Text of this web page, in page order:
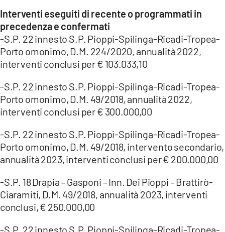
Interventi eseguiti di recente o programmati in
precedenza e confermati
-S.P. 22 innesto S.P. Pioppi-Spilinga-Ricadi-Tropea-
Porto omonimo, D.M. 224/2020, annualità 2022,
interventi conclusi per € 103.033,10
-S.P. 22 innesto S.P. Pioppi-Spilinga-Ricadi-Tropea-
Porto omonimo, D.M. 49/2018, annualità 2022,
interventi conclusi per € 300.000,00
-S.P. 22 innesto S.P. Pioppi-Spilinga-Ricadi-Tropea-
Porto omonimo, D.M. 49/2018, intervento secondario,
annualità 2023, interventi conclusi per € 200.000,00
-S.P. 18 Drapia – Gasponi – Inn. Dei Pioppi – Brattirò-
Ciaramiti, D.M. 49/2018, annualità 2023, interventi
conclusi, € 250.000,00
-S.P. 22 innesto S.P. Pioppi-Spilinga-Ricadi-Tropea-